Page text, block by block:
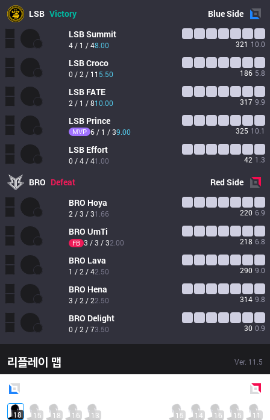
LSB Victory BlueSide
LSBSummit
4 / 1 / 48.00 321 10.0
LSBCroco
0 / 2 / 11 5.50 186 5.8
LSB FATE
2 / 1 / 810.00 317 9.9
LSB Prince
MVP 6 / 1 / 39.00 325 10.1
LSB Effort
0 / 4 / 41.00 42 1.3
BRO Defeat RedSide
BRO Hoya
2 / 3 / 31.66 220 6.9
BRO UmTi
FB 3 / 3 / 32.00 218 6.8
BRO Lava
1 / 2 / 42.50 290 9.0
BRO Hena
3 / 2 / 22.50 314 9.8
BRO Delight
0 / 2 / 73.50 30 0.9
리플레이 맵 Ver. 11.5
18 15 18 16 13 15 14 16 15 11